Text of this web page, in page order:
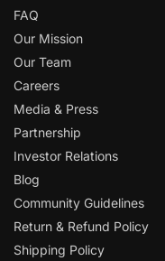
FAQ
Our Mission
Our Team
Careers
Media & Press
Partnership
Investor Relations
Blog
Community Guidelines
Return & Refund Policy
Shipping Policy